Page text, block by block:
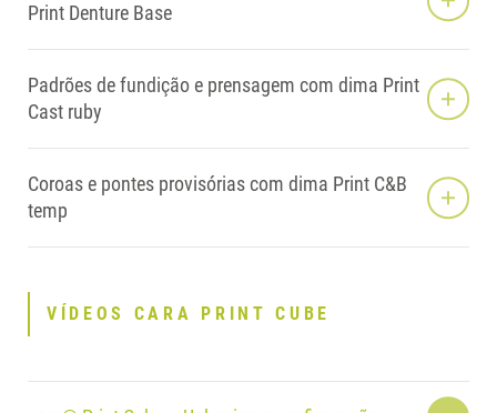
Print Denture Base
Padrões de fundição e prensagem com dima Print
Cast ruby
Coroas e pontes provisórias com dima Print C&B
temp
VÍDEOS CARA PRINT CUBE